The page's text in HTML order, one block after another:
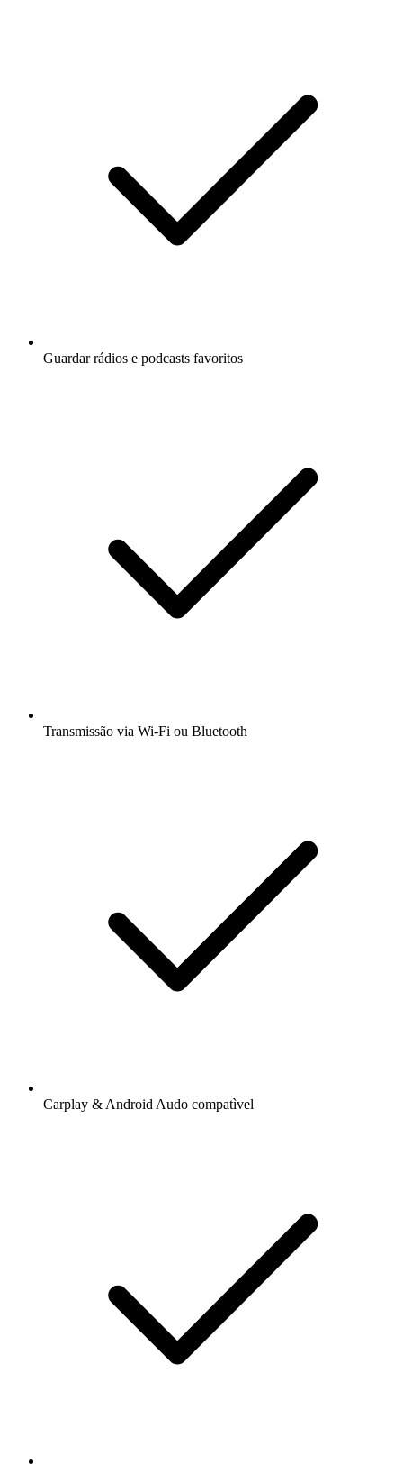
Guardar rádios e podcasts favoritos
Transmissão via Wi-Fi ou Bluetooth
Carplay & Android Audo compatìvel